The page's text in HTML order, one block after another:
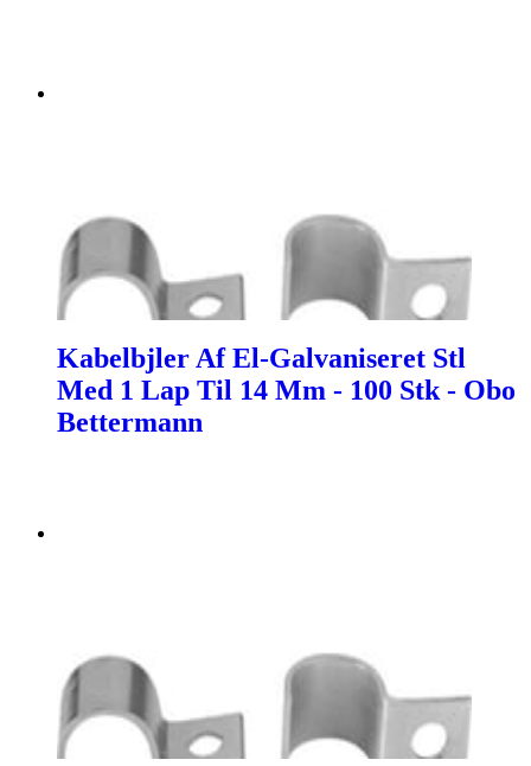
Kabelbjler Af El-Galvaniseret Stl
Med 1 Lap Til 14 Mm - 100 Stk - Obo
Bettermann